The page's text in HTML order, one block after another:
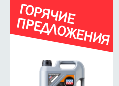
Г
О
Р
Я
Ч
И
Е
П
Р
Е
Д
Л
О
Ж
Е
Н
И
Я